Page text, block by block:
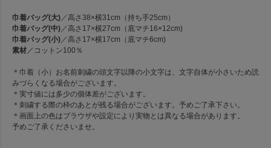
巾着バッグ(大) ／高さ38×横31cm（持ち手25cm）
巾着バッグ(中) ／高さ17×横27cm（底マチ16×12cm)
巾着バッグ(小) ／高さ17×横17cm（底マチ6cm)
素材 ／コットン100％
＊巾着（小）お名前刺繍の頭文字以降の小文字は、文字自体が小さいため読
みづらくなる場合がございます。
＊実寸値には多少の個体差がございます。
＊刺繍する際の枠のあとが残る場合がございます。予めご了承下さい。
＊画面上の色はブラウザや設定により実物とは異なる場合があります。
予めご了承くださいませ。